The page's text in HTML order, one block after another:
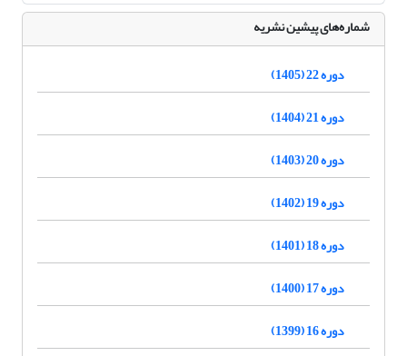
شماره‌های پیشین نشریه
دوره 22 (1405)
دوره 21 (1404)
دوره 20 (1403)
دوره 19 (1402)
دوره 18 (1401)
دوره 17 (1400)
دوره 16 (1399)